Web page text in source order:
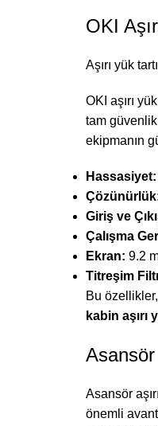
OKI
Aşırı yük
OKI aşırı
tam güvenlik
ekipmanın
Hassasiyet:
Giriş ve
Çalışma
Ekran: 9.2
Titreşim
Bu özellikler,
kabin aşırı
Asansör
Asansör
önemli